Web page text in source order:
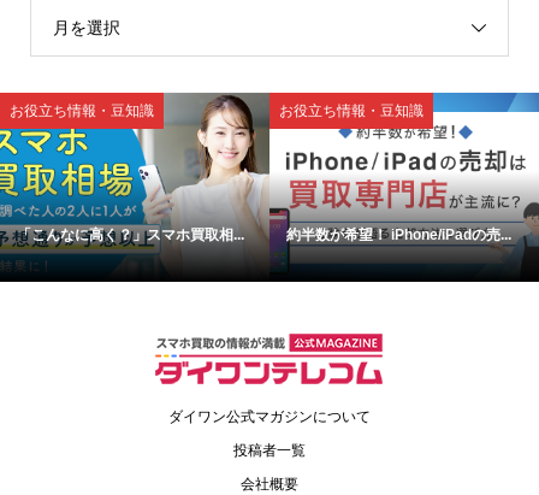
月を選択
お役立ち情報・豆知識
「こんなに高く？」スマホ買取相...
お役立ち情報・豆知識
約半数が希望！ iPhone/iPadの売...
ダイワン公式マガジンについて
投稿者一覧
会社概要